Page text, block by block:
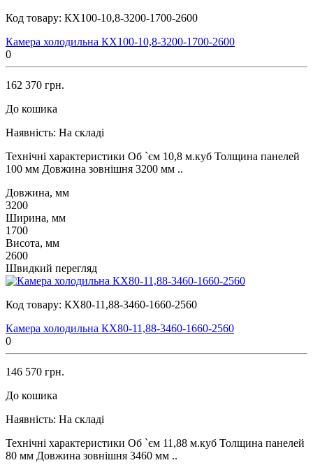
Код товару: КХ100-10,8-3200-1700-2600
Камера холодильна КХ100-10,8-3200-1700-2600
0
162 370 грн.
До кошика
Наявність: На складі
Технічні характеристики Об `єм 10,8 м.куб Толщина панелей
100 мм Довжина зовнішня 3200 мм ..
Довжина, мм
3200
Ширина, мм
1700
Висота, мм
2600
Швидкий перегляд
Код товару: КХ80-11,88-3460-1660-2560
Камера холодильна КХ80-11,88-3460-1660-2560
0
146 570 грн.
До кошика
Наявність: На складі
Технічні характеристики Об `єм 11,88 м.куб Толщина панелей
80 мм Довжина зовнішня 3460 мм ..